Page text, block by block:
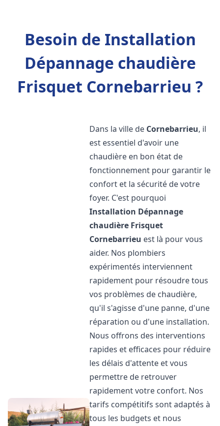
Besoin de Installation
Dépannage chaudière
Frisquet Cornebarrieu ?
Dans la ville de Cornebarrieu, il
est essentiel d'avoir une
chaudière en bon état de
fonctionnement pour garantir le
confort et la sécurité de votre
foyer. C'est pourquoi
Installation Dépannage
chaudière Frisquet
Cornebarrieu est là pour vous
aider. Nos plombiers
expérimentés interviennent
rapidement pour résoudre tous
vos problèmes de chaudière,
qu'il s'agisse d'une panne, d'une
réparation ou d'une installation.
Nous offrons des interventions
rapides et efficaces pour réduire
les délais d'attente et vous
permettre de retrouver
rapidement votre confort. Nos
tarifs compétitifs sont adaptés à
tous les budgets et nous